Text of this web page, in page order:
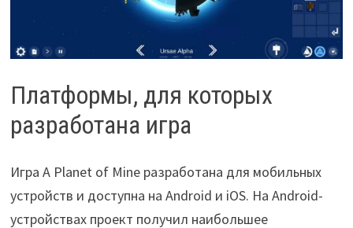
Платформы, для которых
разработана игра
Игра A Planet of Mine разработана для мобильных
устройств и доступна на Android и iOS. На Android-
устройствах проект получил наибольшее